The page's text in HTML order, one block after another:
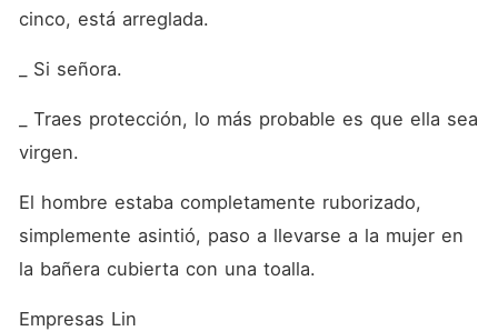
cinco, está arreglada.
_ Si señora.
_ Traes protección, lo más probable es que ella sea
virgen.
El hombre estaba completamente ruborizado,
simplemente asintió, paso a llevarse a la mujer en
la bañera cubierta con una toalla.
Empresas Lin